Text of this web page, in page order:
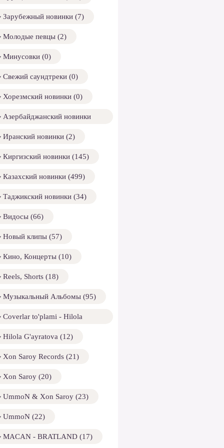
Зарубежный новинки (7)
Молодые певцы (2)
Минусовки (0)
Свежий саундтреки (0)
Хорезмский новинки (0)
Азербайджанский новинки
Иранский новинки (2)
Киргизский новинки (145)
Казахский новинки (499)
Таджикский новинки (34)
Видосы (66)
Новый клипы (57)
Кино, Концерты (10)
Reels, Shorts (18)
Музыкальный Альбомы (95)
Coverlar to'plami - Hilola
Hilola G'ayratova (12)
Xon Saroy Records (21)
Xon Saroy (20)
UmmoN & Xon Saroy (23)
UmmoN (22)
MACAN - BRATLAND (17)